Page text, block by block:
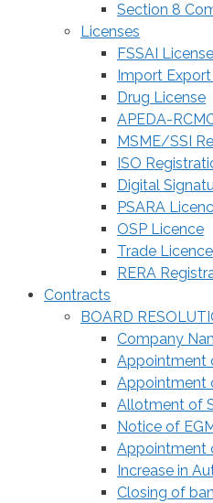
Section 8
Licenses
FSSAI License
Import
Drug License
APEDA-
MSME/SSI
ISO
Digital
PSARA
OSP Licence
Trade Licence
RERA
Contracts
BOARD
Company
Appointment
Appointment
Allotment of
Notice of
Appointment
Increase in
Closing of